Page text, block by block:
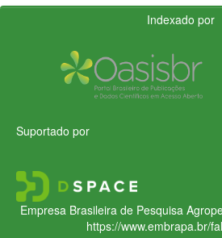
Indexado por
Suportado por
Empresa Brasileira de Pesquisa
https://www.embrapa.br/